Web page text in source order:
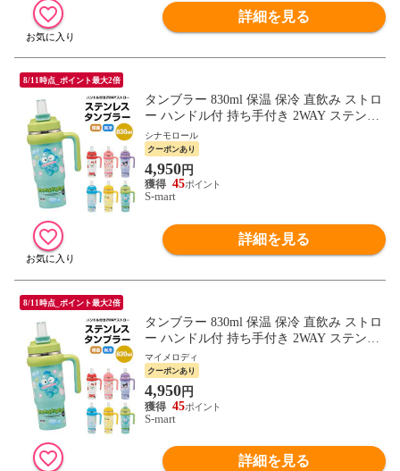
詳細を見る
8/11時点_ポイント最大2倍
タンブラー 830ml 保温 保冷 直飲み ストロ
ー ハンドル付 持ち手付き 2WAY ステンレ
ス ボトル 水筒 大人 子供 キッズ キャラク
ター サンリオ キティ STSTB9
シナモロール
クーポンあり
4,950円
45
S-mart
詳細を見る
8/11時点_ポイント最大2倍
タンブラー 830ml 保温 保冷 直飲み ストロ
ー ハンドル付 持ち手付き 2WAY ステンレ
ス ボトル 水筒 大人 子供 キッズ キャラク
ター サンリオ キティ STSTB9
マイメロディ
クーポンあり
4,950円
45
S-mart
詳細を見る